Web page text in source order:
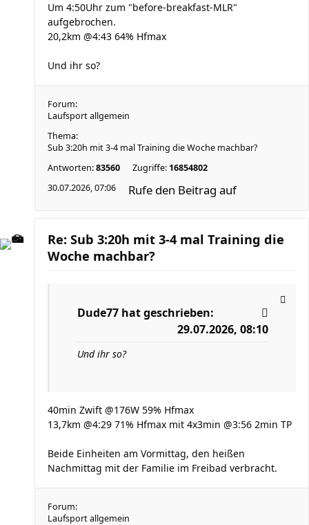
Um 4:50Uhr zum "before-breakfast-MLR"
aufgebrochen.
20,2km @4:43 64% Hfmax
Und ihr so?
Forum:
Laufsport allgemein
Thema:
Sub 3:20h mit 3-4 mal Training die Woche machbar?
Antworten:83560 Zugriffe: 16854802
30.07.2026, 07:06
Rufe den Beitrag auf
Re: Sub 3:20h mit 3-4 mal Training die
Woche machbar?
Dude77 hat geschrieben:
29.07.2026, 08:10
Und ihr so?
40min Zwift @176W 59% Hfmax
13,7km @4:29 71% Hfmax mit 4x3min @3:56 2min TP
Beide Einheiten am Vormittag, den heißen
Nachmittag mit der Familie im Freibad verbracht.
Forum:
Laufsport allgemein